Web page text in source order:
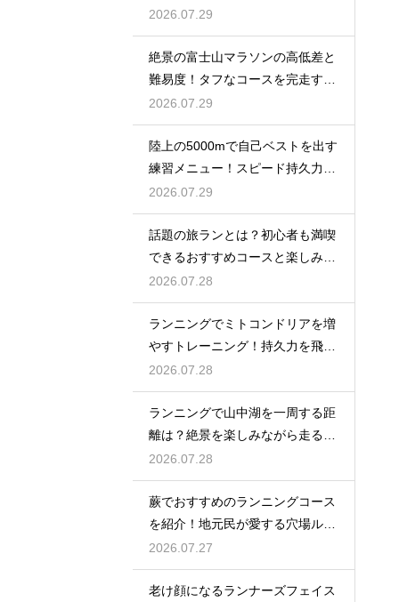
2026.07.29
絶景の富士山マラソンの高低差と
難易度！タフなコースを完走する
戦略
2026.07.29
陸上の5000mで自己ベストを出す
練習メニュー！スピード持久力を
強化
2026.07.29
話題の旅ランとは？初心者も満喫
できるおすすめコースと楽しみ
方！
2026.07.28
ランニングでミトコンドリアを増
やすトレーニング！持久力を飛躍
させる
2026.07.28
ランニングで山中湖を一周する距
離は？絶景を楽しみながら走るコ
ツ
2026.07.28
蕨でおすすめのランニングコース
を紹介！地元民が愛する穴場ルー
ト
2026.07.27
老け顔になるランナーズフェイス